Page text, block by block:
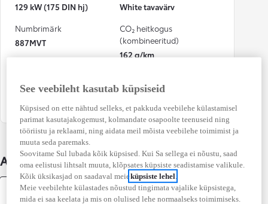
129 kW (175 DIN hj)
White tavavärv
Numbrimärk
887MVT
CO₂ heitkogus
(kombineeritud)
162 g/km
(kombineeritud)
kindlustusjuhtumis
Auto üksikasjad
Varustus
See veebileht kasutab küpsiseid
Küpsised on ette nähtud selleks, et pakkuda veebilehe külastamisel
parimat kasutajakogemust, kolmandate osapoolte teenuseid ning
tööriistu ja reklaami, ning aidata meil mõista veebilehe toimimist ja
muuta seda paremaks.
Soovitame Sul lubada kõik küpsised. Kui Sa sellega ei nõustu, saad
oma eelistusi lihtsalt muuta, klõpsates küpsiste seadistamise valikule.
Kõik üksikasjad on saadaval meieküpsiste lehel
Meie veebilehte külastades nõustud tingimata vajalike küpsistega,
mida ei saa keelata ja mis on olulised lehe normaalseks toimimiseks.